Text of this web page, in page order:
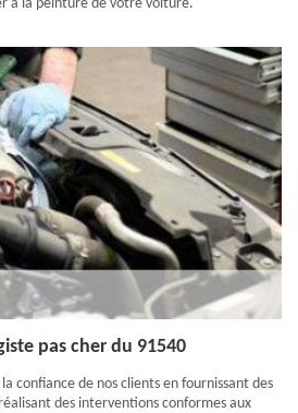
à la peinture de votre voiture.
pas cher du 91540
confiance de nos clients en fournissant des
des interventions conformes aux